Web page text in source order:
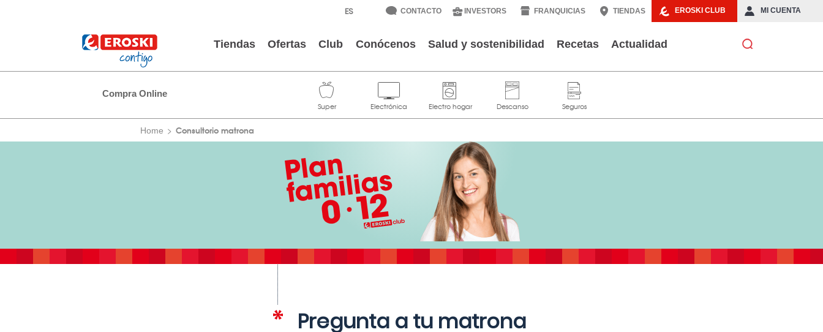
EROSKI CLUB MI CUENTA
CONTACTO INVESTORS FRANQUICIAS TIENDAS
Tiendas Ofertas Club Conócenos Salud y sostenibilidad Recetas Actualidad
Compra Online
Home Consultorio matrona
Pregunta a tu matrona